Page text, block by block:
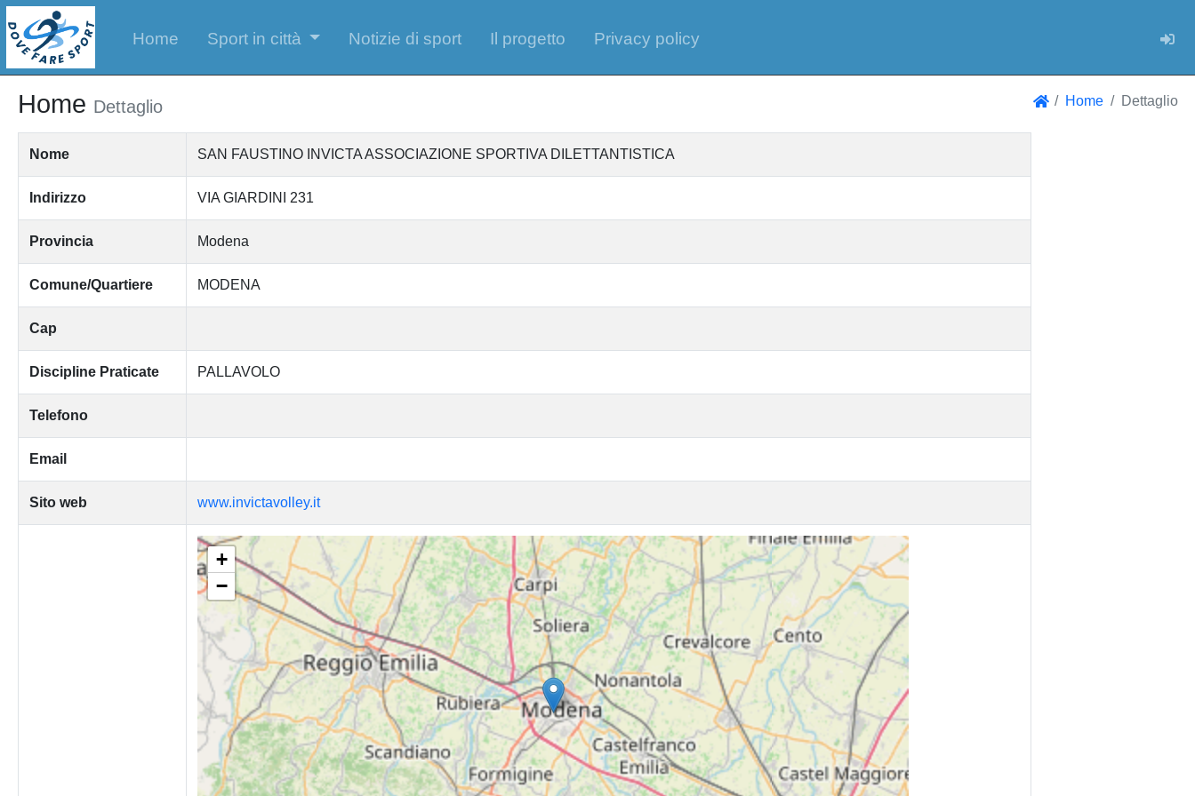
Home Sport in città Notizie di sport Il progetto Privacy policy
Home Dettaglio Home Dettaglio
Nome SAN FAUSTINO INVICTA ASSOCIAZIONE SPORTIVA DILETTANTISTICA
Indirizzo VIA GIARDINI 231
Provincia Modena
Comune/Quartiere MODENA
Cap
Discipline Praticate PALLAVOLO
Telefono
Email
Sito web www.invictavolley.it
+
−